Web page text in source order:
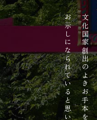
文化国家創出のよきお手本を
お示しになられていると思います。